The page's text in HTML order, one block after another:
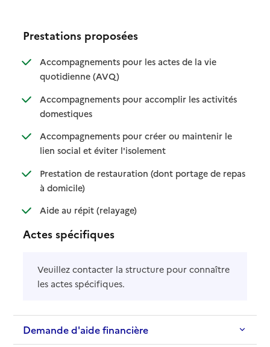
Prestations proposées
Accompagnements pour les actes de la vie
quotidienne (AVQ): disponible
: non disponible
Accompagnements pour accomplir les activités
domestiques: disponible
: non disponible
Accompagnements pour créer ou maintenir le
lien social et éviter l'isolement: disponible
: non disponible
Prestation de restauration (dont portage de repas
à domicile): disponible
: non disponible
Aide au répit (relayage): disponible
: non disponible
Actes spécifiques
Veuillez contacter la structure pour connaître
les actes spécifiques.
Demande d'aide financière